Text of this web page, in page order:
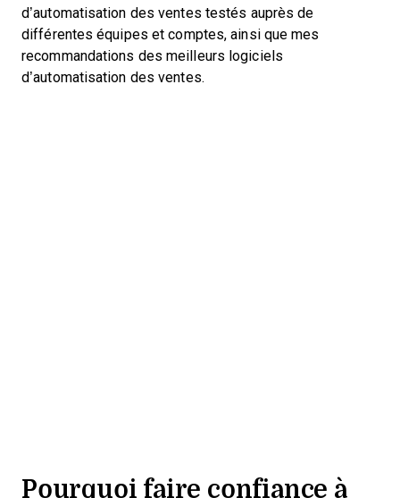
d’automatisation des ventes testés auprès de
différentes équipes et comptes, ainsi que mes
recommandations des meilleurs logiciels
d’automatisation des ventes.
Pourquoi faire confiance à